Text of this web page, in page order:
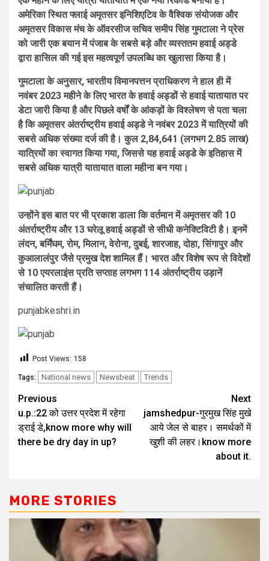
अमेरिका स्थित फ्लाई अमृतसर इनिशिएटिव के वैश्विक संयोजक और
अमृतसर विकास मंच के ऑवरसीज सचिव समीप सिंह गुमटाला ने प्रेस
को जारी एक बयान में पंजाब के सबसे बड़े और व्यस्ततम हवाई अड्डे
द्वारा हासिल की गई इस महत्वपूर्ण उपलब्धि का खुलासा किया है।
गुमटाला के अनुसार, भारतीय विमानपत्तन प्राधिकरण ने हाल ही में
नवंबर 2023 महीने के लिए भारत के हवाई अड्डों से हवाई यातायात पर
डेटा जारी किया है और पिछले वर्षों के आंकड़ों के विश्लेषण से पता चला
है कि अमृतसर अंतर्राष्ट्रीय हवाई अड्डे ने नवंबर 2023 में यात्रियों की
सबसे अधिक संख्या दर्ज की है। कुल 2,84,641 (लगभग 2.85 लाख)
यात्रियों का स्वागत किया गया, जिससे यह हवाई अड्डे के इतिहास में
सबसे अधिक यात्री यातायात वाला महीना बन गया।
उन्होंने इस बात पर भी प्रकाश डाला कि वर्तमान में अमृतसर की 10
अंतर्राष्ट्रीय और 13 घरेलू हवाई अड्डों से सीधी कनेक्टिविटी है। इनमें
लंदन, बर्मिंघम, रोम, मिलान, वेरोना, दुबई, शारजाह, दोहा, सिंगापुर और
कुआलालंपुर जैसे प्रमुख देश शामिल हैं। भारत और विशेष रूप से विदेशों
से 10 एयरलाइंस प्रति सप्ताह लगभग 114 अंतर्राष्ट्रीय उड़ानें
संचालित करती हैं।
punjabkeshri.in
Post Views: 158
Tags: National news Newsbeat Trends
Previous
u.p.:22 को उत्तर प्रदेश में रहेगा
ड्राई डे,know more why will
there be dry day in up?
Next
jamshedpur-गुरमुख सिंह मुखे
आये जेल से बाहर। समर्थकों में
खुशी की लहर।know more
about it.
MORE STORIES